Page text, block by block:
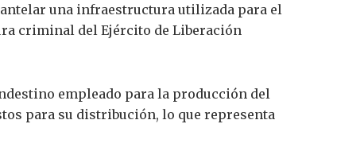
una infraestructura utilizada para el
criminal del Ejército de Liberación
empleado para la producción del
para su distribución, lo que representa